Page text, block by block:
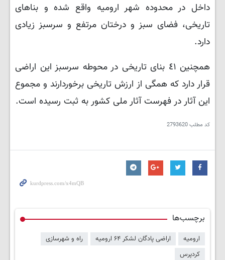
داخل در محدوده شهر ارومیه واقع شده و بناهای
تاریخی، فضای سبز و درختان مرتفع و سرسبز زیادی
دارد.
همچنین ٤١ بنای تاریخی در محوطه سرسبز این اراضی
قرار دارد که همگی از ارزش تاریخی برخوردارند و مجموع
این آثار در فهرست آثار ملی کشور به ثبت رسیده است.
کد مطلب2793620
برچسب‌ها
ارومیه اراضی پادگان لشکر ۶۴ ارومیه
راه و شهرسازی
کردپرس